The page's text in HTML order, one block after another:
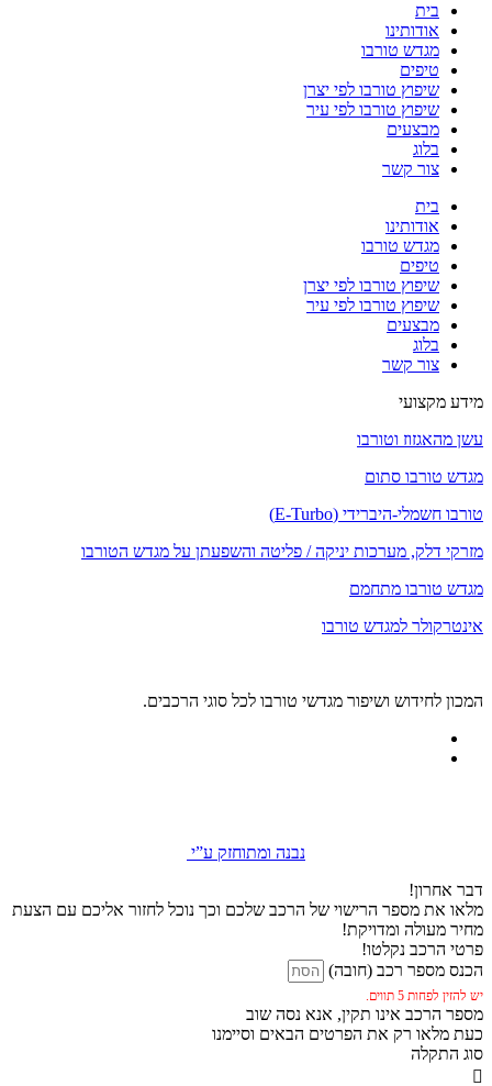
בית
אודותינו
מגדש טורבו
טיפים
שיפוץ טורבו לפי יצרן
שיפוץ טורבו לפי עיר
מבצעים
בלוג
צור קשר
בית
אודותינו
מגדש טורבו
טיפים
שיפוץ טורבו לפי יצרן
שיפוץ טורבו לפי עיר
מבצעים
בלוג
צור קשר
מידע מקצועי
עשן מהאגזוז וטורבו
מגדש טורבו סתום
טורבו חשמלי-היברידי (E-Turbo)
מזרקי דלק, מערכות יניקה / פליטה והשפעתן על מגדש הטורבו
מגדש טורבו מתחמם
אינטרקולר למגדש טורבו
המכון לחידוש ושיפור מגדשי טורבו לכל סוגי הרכבים.
נבנה ומתוחזק ע”י
דבר אחרון!
מלאו את מספר הרישוי של הרכב שלכם וכך נוכל לחזור אליכם עם הצעת
מחיר מעולה ומדויקת!
פרטי הרכב נקלטו!
הכנס מספר רכב (חובה)
יש להזין לפחות 5 תווים.
מספר הרכב אינו תקין, אנא נסה שוב
כעת מלאו רק את הפרטים הבאים וסיימנו
סוג התקלה